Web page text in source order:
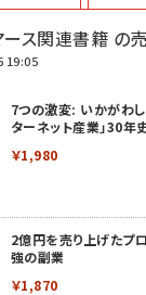
ス関連書籍 の
19:05
7つの激変: いかがわ
ターネット産業」30年
￥1,980
2億円を売り上げた
強の副業
￥1,870